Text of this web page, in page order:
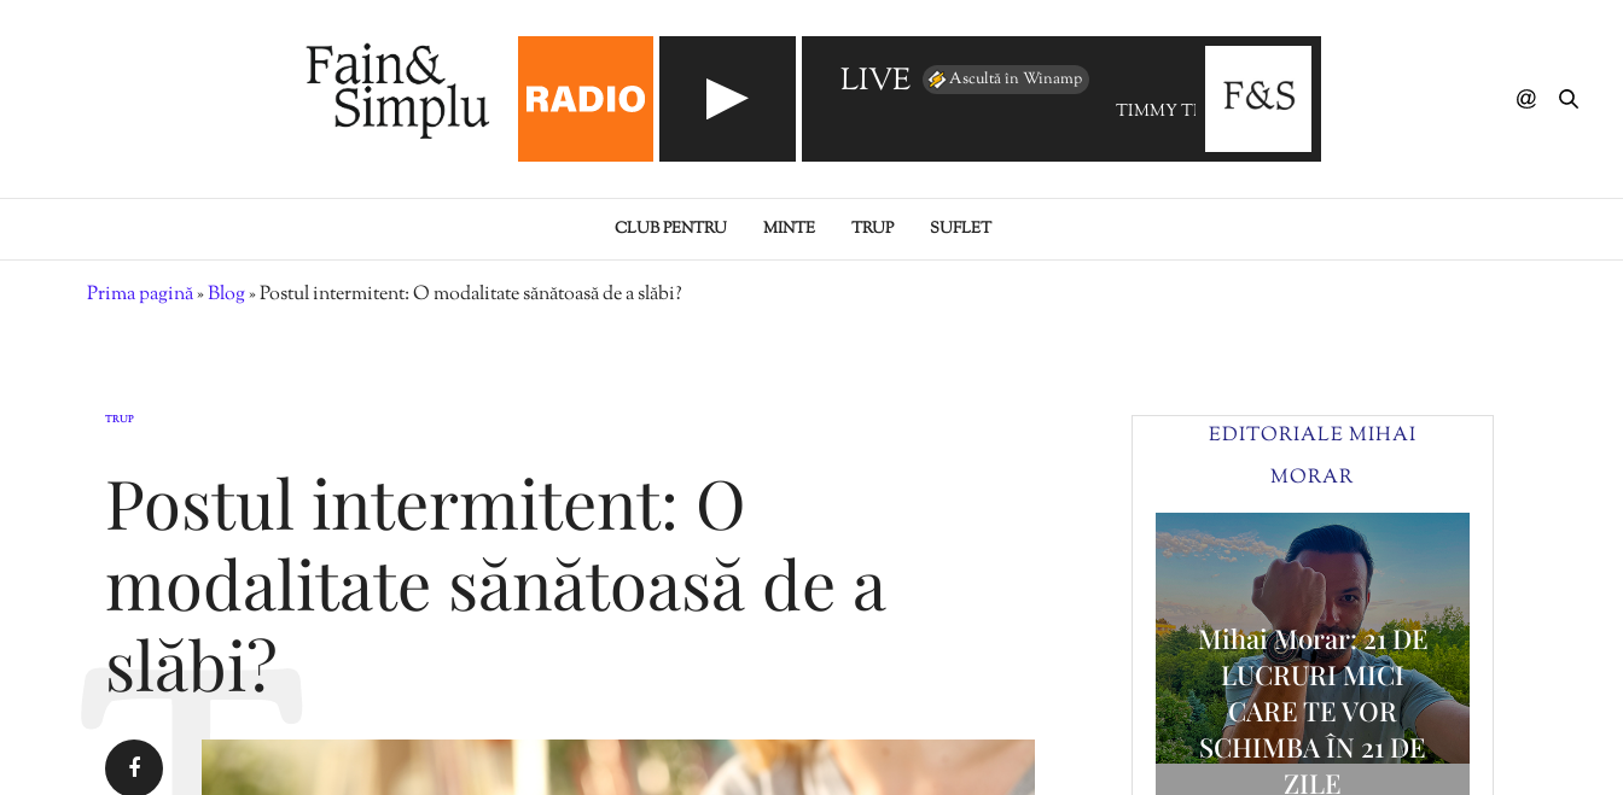
LIVE Ascultă în Winamp
TIMMY THOMAS VS CUBA GOODING - Why Can't We
CLUB PENTRU MINTE TRUP SUFLET
Prima pagină»Blog»Postul intermitent: O modalitate sănătoasă de a slăbi?
TRUP
Postul intermitent: O
modalitate sănătoasă de a
slăbi?
EDITORIALE MIHAI
MORAR
FRUMOS
Mihai Morar: 21 DE
LUCRURI MICI
CARE TE VOR
SCHIMBA ÎN 21 DE
ZILE